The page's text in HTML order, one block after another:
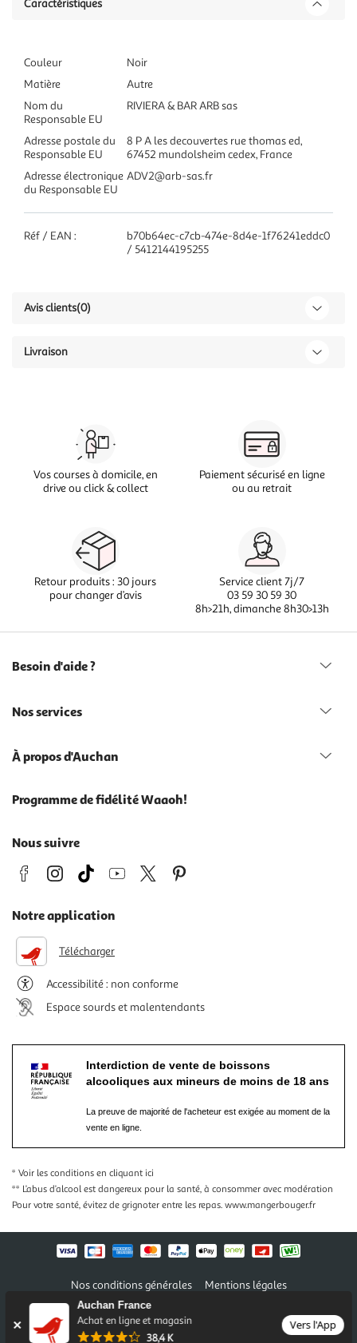
Auchan France
Achat en ligne et magasin
38,4 K
Vers l'App
Caractéristiques
Couleur
Noir
Matière
Autre
Nom du
Responsable EU
RIVIERA & BAR ARB sas
Adresse postale du
Responsable EU
8 P A les decouvertes rue thomas ed,
67452 mundolsheim cedex, France
Adresse électronique
du Responsable EU
ADV2@arb-sas.fr
Réf / EAN :
b70b64ec-c7cb-474e-8d4e-1f76241eddc0
/ 5412144195255
Avis clients(0)
Livraison
Vos courses à domicile, en
drive ou click & collect
Paiement sécurisé en ligne
ou au retrait
Retour produits : 30 jours
pour changer d’avis
Service client 7j/7
03 59 30 59 30
8h>21h, dimanche 8h30>13h
Besoin d'aide ?
Nos services
À propos d'Auchan
Programme de fidélité Waaoh!
Nous suivre
Notre application
Télécharger
Accessibilité : non conforme
Espace sourds et malentendants
Interdiction de vente de boissons
alcooliques aux mineurs de moins de 18 ans
La preuve de majorité de l'acheteur est exigée au moment de la
vente en ligne.
* Voir les conditions en cliquant ici
** L’abus d’alcool est dangereux pour la santé, à consommer avec modération
Pour votre santé, évitez de grignoter entre les repas. www.mangerbouger.fr
Nos conditions générales
Mentions légales
Conditions des offres et promotions
Politique de confidentialité
Informations légales marketplace